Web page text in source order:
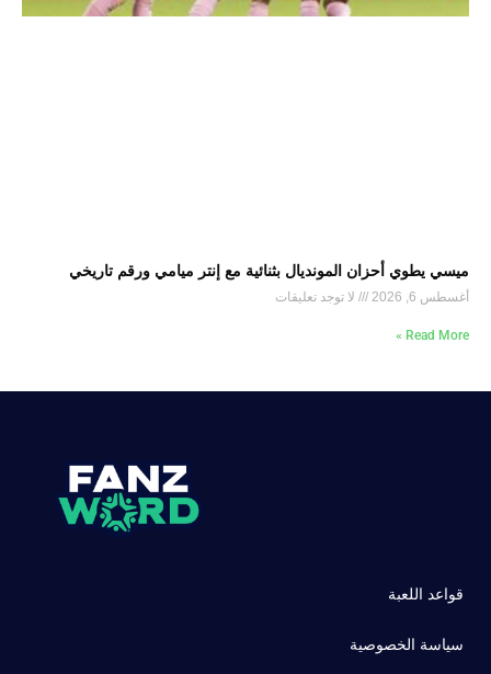
ميسي يطوي أحزان المونديال بثنائية مع إنتر ميامي ورقم تاريخي
أغسطس 6, 2026 لا توجد تعليقات
Read More »
قواعد اللعبة
سياسة الخصوصية